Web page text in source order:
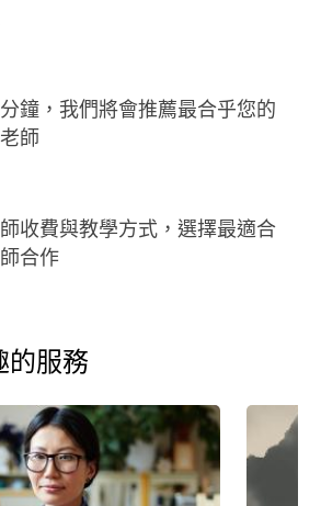
鐘，我們將會推薦最合乎您的
師
收費與教學方式，選擇最適合
合作
的服務